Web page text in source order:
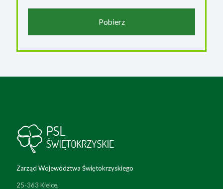
Pobierz
Zarząd Województwa Świętokrzyskiego
25-363 Kielce,